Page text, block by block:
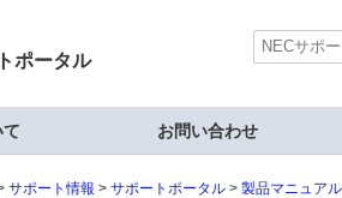
ポータル
お問い合わせ
サポート情報 サポートポータル 製品マニュア